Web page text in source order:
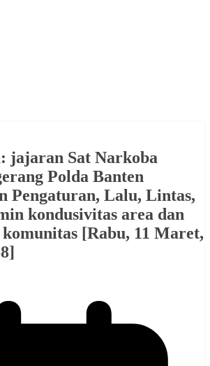
jajaran Sat Narkoba
Polda Banten
Pengaturan, Lalu, Lintas,
kondusivitas area dan
[Rabu, 11 Maret,